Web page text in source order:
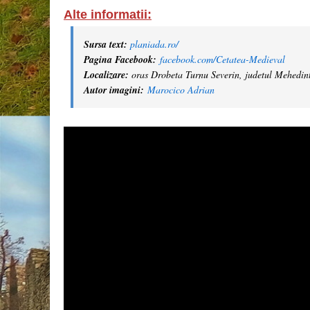
Alte informatii:
Sursa text: planiada.ro/
Pagina Facebook: facebook.com/Cetatea-Medieval
Localizare: oras Drobeta Turnu Severin, judetul
Autor imagini: Marocico Adrian